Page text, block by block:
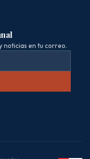
noticias en tu correo.